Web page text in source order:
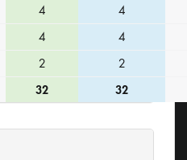
4
4
4
4
2
2
32 32